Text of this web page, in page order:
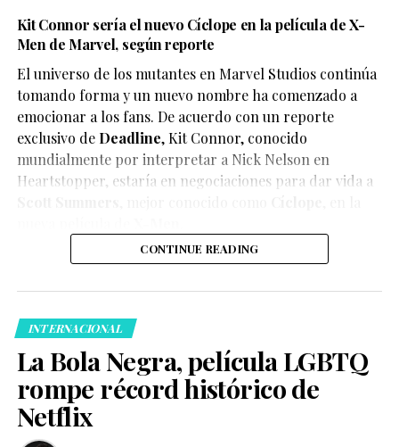
Kit Connor sería el nuevo Cíclope en la película de X-
Men de Marvel, según reporte
El universo de los mutantes en Marvel Studios continúa
tomando forma y un nuevo nombre ha comenzado a
emocionar a los fans. De acuerdo con un reporte
exclusivo de Deadline,Kit Connor, conocido
mundialmente por interpretar a Nick Nelson en
Heartstopper, estaría en negociaciones para dar vida a
CONTINUE READING
INTERNACIONAL
La Bola Negra, película LGBTQ
rompe récord histórico de
Netflix